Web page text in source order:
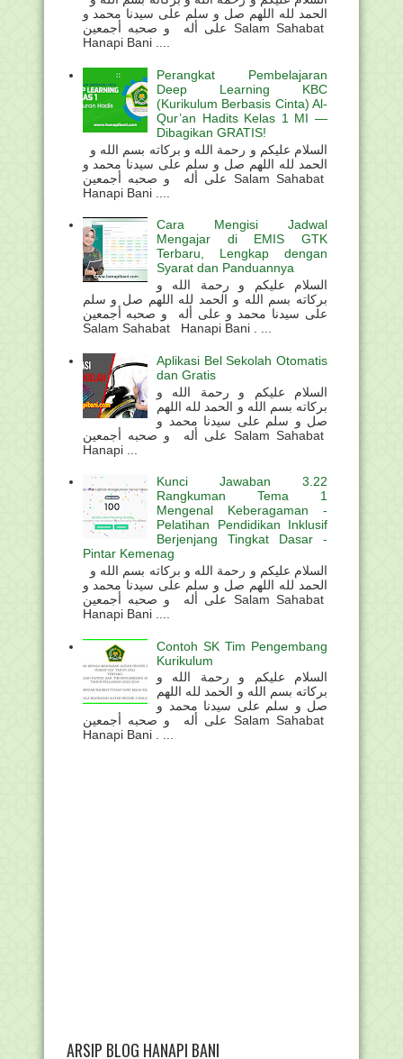
الحمد لله اللهم صل و سلم على سيدنا محمد و
على أله و صحبه أجمعين Salam Sahabat
Hanapi Bani ....
Perangkat Pembelajaran
Deep Learning KBC
(Kurikulum Berbasis Cinta) Al-
Qur’an Hadits Kelas 1 MI —
Dibagikan GRATIS!
الحمد لله اللهم صل و سلم على سيدنا محمد و
على أله و صحبه أجمعين Salam Sahabat
Hanapi Bani ....
Cara Mengisi Jadwal
Mengajar di EMIS GTK
Terbaru, Lengkap dengan
Syarat dan Panduannya
السلام عليكم و رحمة الله و
بركاته بسم الله و الحمد لله اللهم صل و سلم
على سيدنا محمد و على أله و صحبه أجمعين
Salam Sahabat Hanapi Bani . ...
Aplikasi Bel Sekolah Otomatis
dan Gratis
السلام عليكم و رحمة الله و
بركاته بسم الله و الحمد لله اللهم
صل و سلم على سيدنا محمد و
على أله و صحبه أجمعين Salam Sahabat
Hanapi ...
Kunci Jawaban 3.22
Rangkuman Tema 1
Mengenal Keberagaman -
Pelatihan Pendidikan Inklusif
Berjenjang Tingkat Dasar -
Pintar Kemenag
الحمد لله اللهم صل و سلم على سيدنا محمد و
على أله و صحبه أجمعين Salam Sahabat
Hanapi Bani ....
Contoh SK Tim Pengembang
Kurikulum
السلام عليكم و رحمة الله و
بركاته بسم الله و الحمد لله اللهم
صل و سلم على سيدنا محمد و
على أله و صحبه أجمعين Salam Sahabat
Hanapi Bani . ...
ARSIP BLOG HANAPI BANI